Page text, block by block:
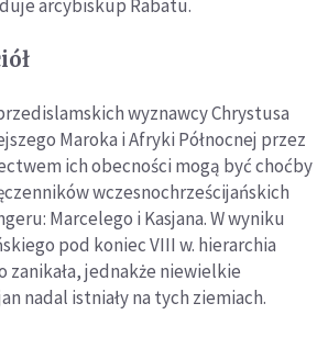
arcybiskup Rabatu.
wyznawcy Chrystusa
Maroka i Afryki Północnej przez
ich obecności mogą być choćby
wczesnochrześcijańskich
Marcelego i Kasjana. W wyniku
pod koniec VIII w. hierarchia
zanikała, jednakże niewielkie
nadal istniały na tych ziemiach.